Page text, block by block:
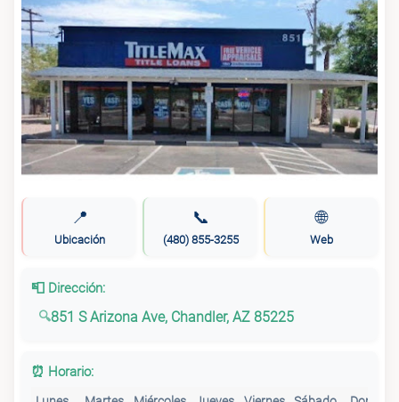
📍
Ubicación
📞
(480) 855-3255
🌐
Web
📮 Dirección:
851 S Arizona Ave, Chandler, AZ 85225
⏰ Horario: